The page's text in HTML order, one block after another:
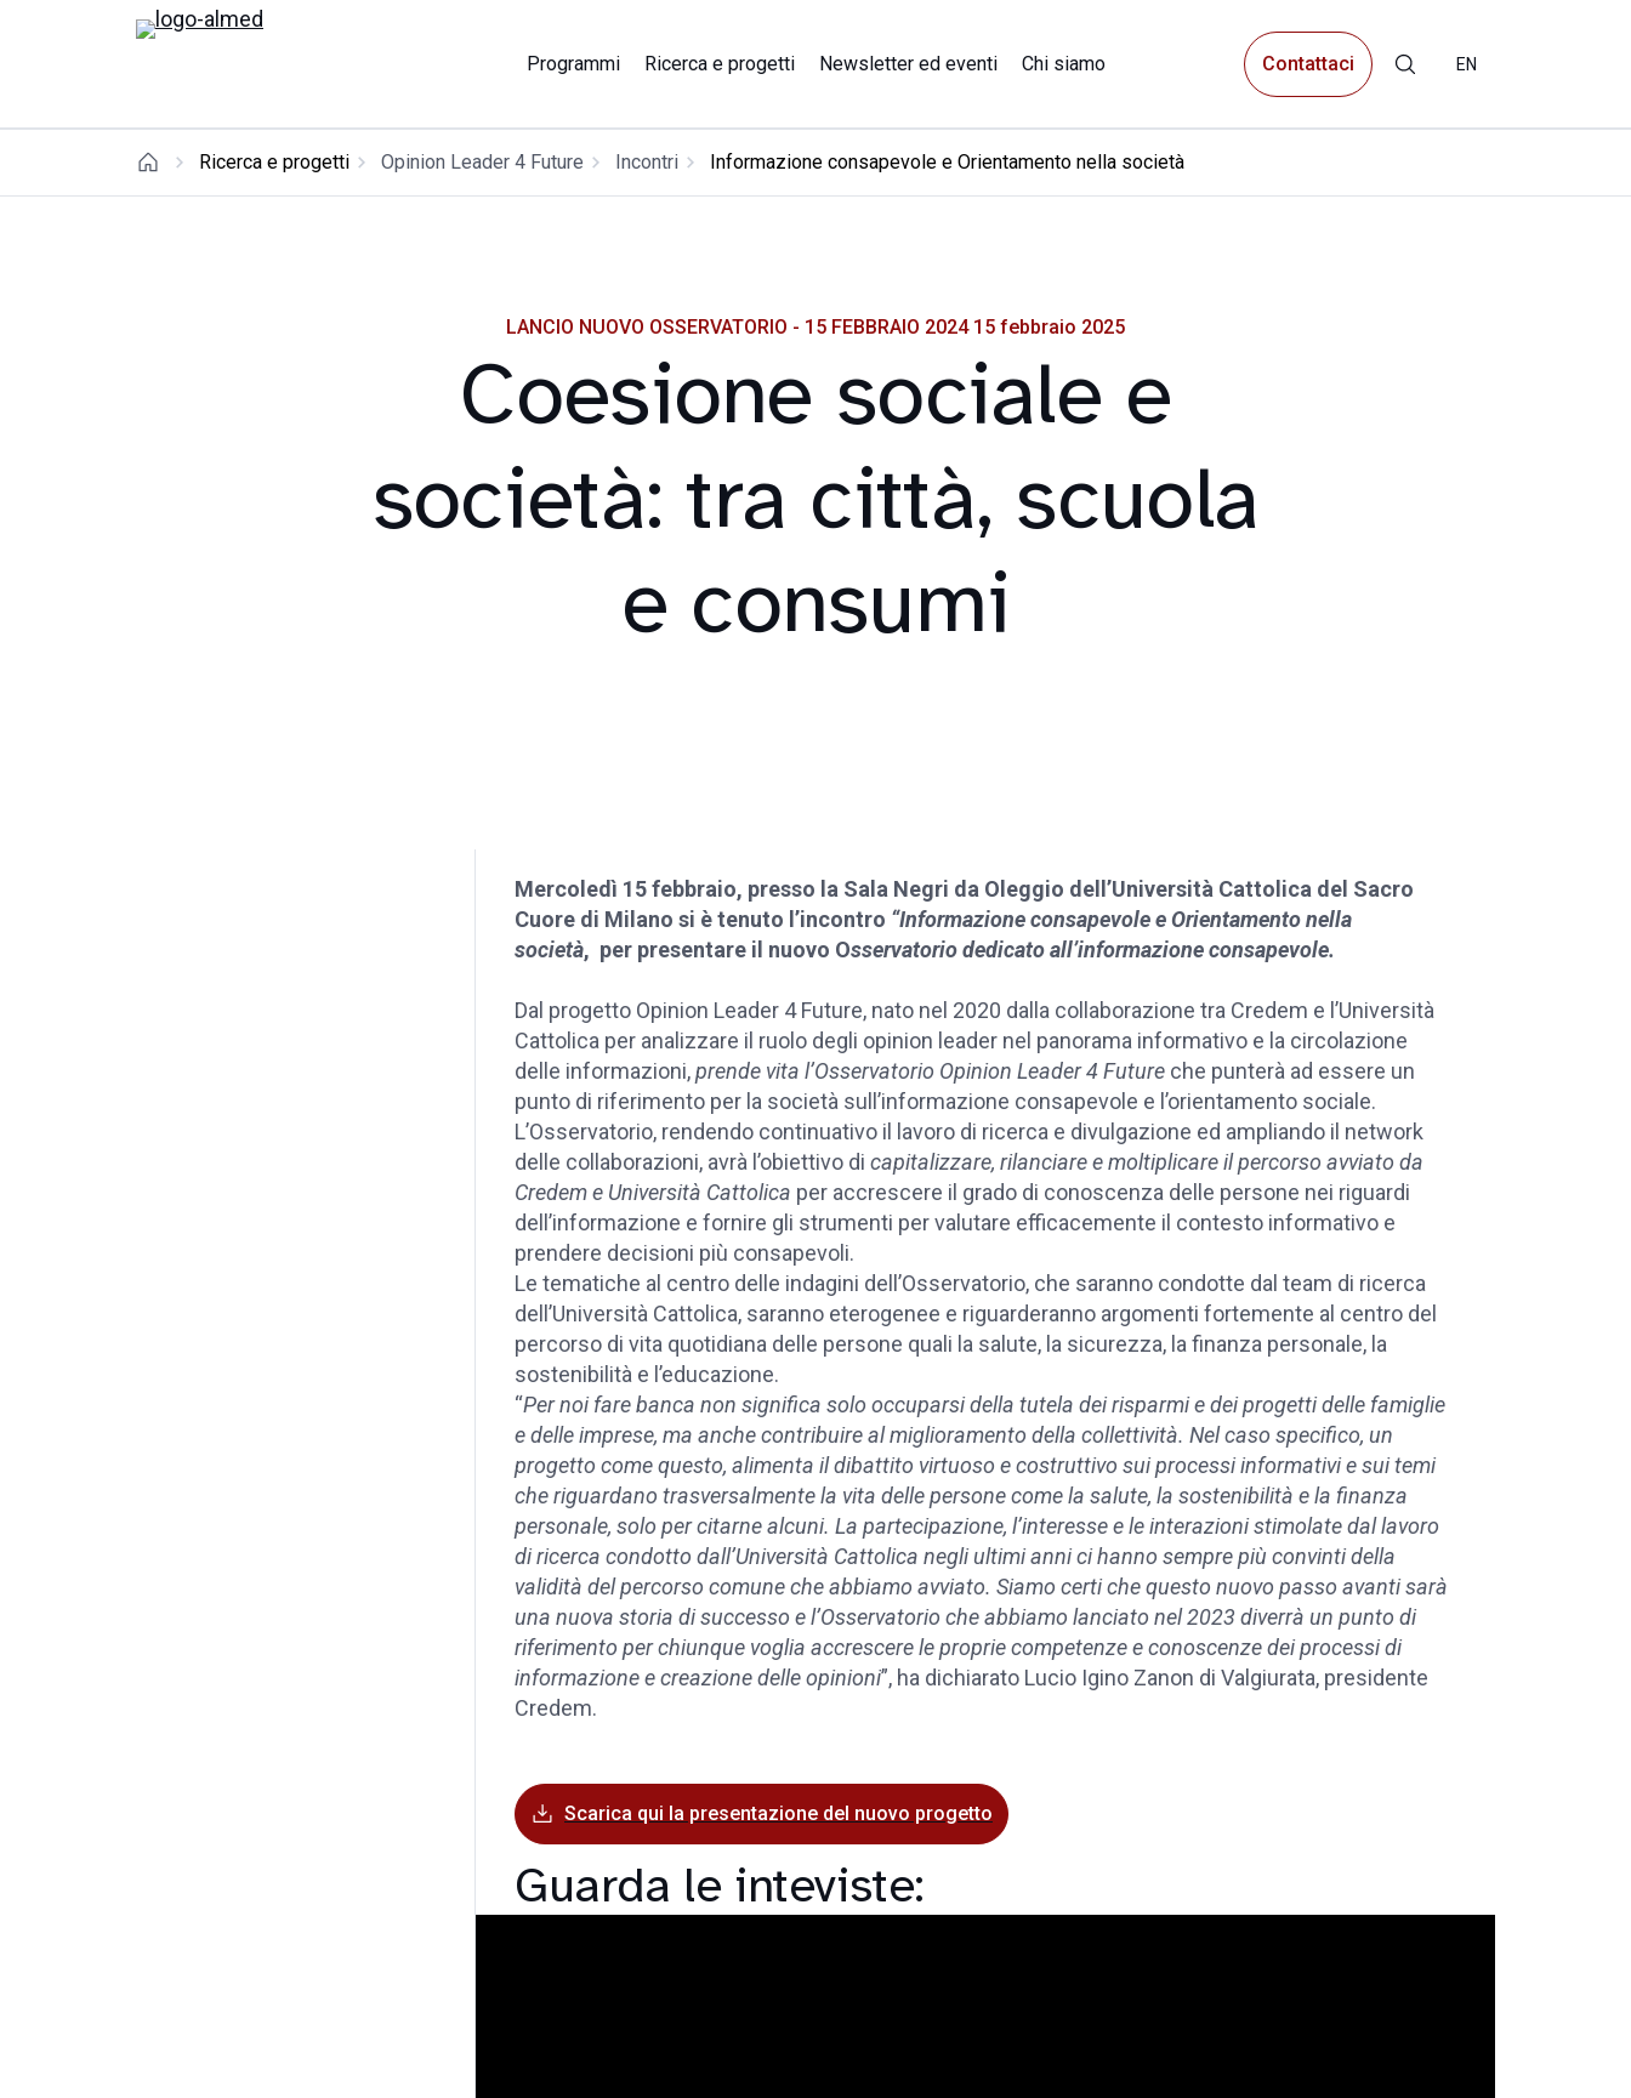
Programmi Ricerca e progetti Newsletter ed eventi Chi siamo Contattaci EN
Ricerca e progetti Opinion Leader 4 Future Incontri Informazione consapevole e Orientamento nella società
LANCIO NUOVO OSSERVATORIO - 15 FEBBRAIO 2024 15 febbraio 2025
Coesione sociale e
società: tra città, scuola
e consumi
Mercoledì 15 febbraio, presso la Sala Negri da Oleggio dell’Università Cattolica del Sacro
Cuore di Milano si è tenuto l’incontro “Informazione consapevole e Orientamento nella
società, per presentare il nuovo Osservatorio dedicato all’informazione consapevole.
Dal progetto Opinion Leader 4 Future, nato nel 2020 dalla collaborazione tra Credem e l’Università
Cattolica per analizzare il ruolo degli opinion leader nel panorama informativo e la circolazione
delle informazioni,prende vita l’Osservatorio Opinion Leader 4 Future che punterà ad essere un
punto di riferimento per la società sull’informazione consapevole e l’orientamento sociale.
L’Osservatorio, rendendo continuativo il lavoro di ricerca e divulgazione ed ampliando il network
delle collaborazioni, avrà l’obiettivo di capitalizzare, rilanciare e moltiplicare il percorso avviato da
Credem e Università Cattolica per accrescere il grado di conoscenza delle persone nei riguardi
dell’informazione e fornire gli strumenti per valutare efficacemente il contesto informativo e
prendere decisioni più consapevoli.
Le tematiche al centro delle indagini dell’Osservatorio, che saranno condotte dal team di ricerca
dell’Università Cattolica, saranno eterogenee e riguarderanno argomenti fortemente al centro del
percorso di vita quotidiana delle persone quali la salute, la sicurezza, la finanza personale, la
sostenibilità e l’educazione.
“Per noi fare banca non significa solo occuparsi della tutela dei risparmi e dei progetti delle famiglie
e delle imprese, ma anche contribuire al miglioramento della collettività. Nel caso specifico, un
progetto come questo, alimenta il dibattito virtuoso e costruttivo sui processi informativi e sui temi
che riguardano trasversalmente la vita delle persone come la salute, la sostenibilità e la finanza
personale, solo per citarne alcuni. La partecipazione, l’interesse e le interazioni stimolate dal lavoro
di ricerca condotto dall’Università Cattolica negli ultimi anni ci hanno sempre più convinti della
validità del percorso comune che abbiamo avviato. Siamo certi che questo nuovo passo avanti sarà
una nuova storia di successo e l’Osservatorio che abbiamo lanciato nel 2023 diverrà un punto di
riferimento per chiunque voglia accrescere le proprie competenze e conoscenze dei processi di
informazione e creazione delle opinioni”, ha dichiarato Lucio Igino Zanon di Valgiurata, presidente
Credem.
Scarica qui la presentazione del nuovo progetto
Guarda le inteviste: